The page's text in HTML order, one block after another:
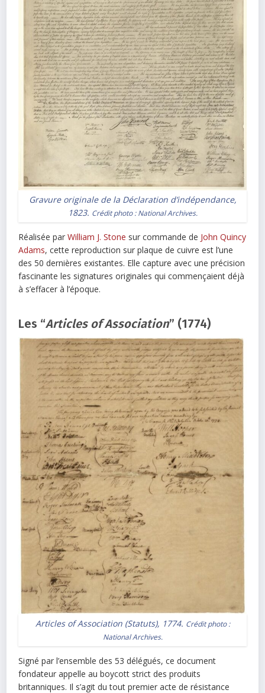
Gravure originale de la Déclaration d’indépendance,
1823. Crédit photo : National Archives.
Réalisée parWilliam J. Stone sur commande de John Quincy
Adams, cette reproduction sur plaque de cuivre est l’une
des 50 dernières existantes. Elle capture avec une précision
fascinante les signatures originales qui commençaient déjà
à s’effacer à l’époque.
Les “Articles of Association” (1774)
Articles of Association (Statuts), 1774. Crédit photo :
National Archives.
Signé par l’ensemble des 53 délégués, ce document
fondateur appelle au boycott strict des produits
britanniques. Il s’agit du tout premier acte de résistance